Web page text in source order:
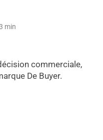
min
commerciale,
De Buyer.